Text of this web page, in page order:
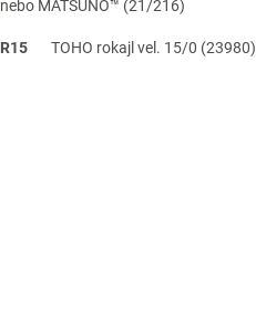
nebo MATSUNO™ (21/216)
R15 TOHO rokajl vel. 15/0 (23980)